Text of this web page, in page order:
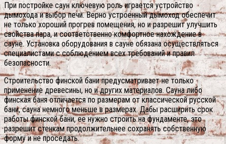
При постройке саун ключевую роль играется устройство
дымохода и выбор печи.Верно устроенный дымоход обеспечит
не только хороший прогрев помещения, но и разрешит улучшить
свойства пара, и соответственно комфортное нахождение в
сауне. Установка оборудования в сауне обязана осуществляться
специалистами с соблюдением всех требований и правил
безопасности.
Строительство финской бани предусматривает не только
применение древесины, но и других материалов. Сауна либо
финская баня отличается по размерам от классической русской
бани, сауна немного меньше в размерах. Дабы расширить срок
работы финской бани, ее нужно строить на фундаменте, это
разрешит стенкам продолжительнее сохранять собственную
форму и не проседать.